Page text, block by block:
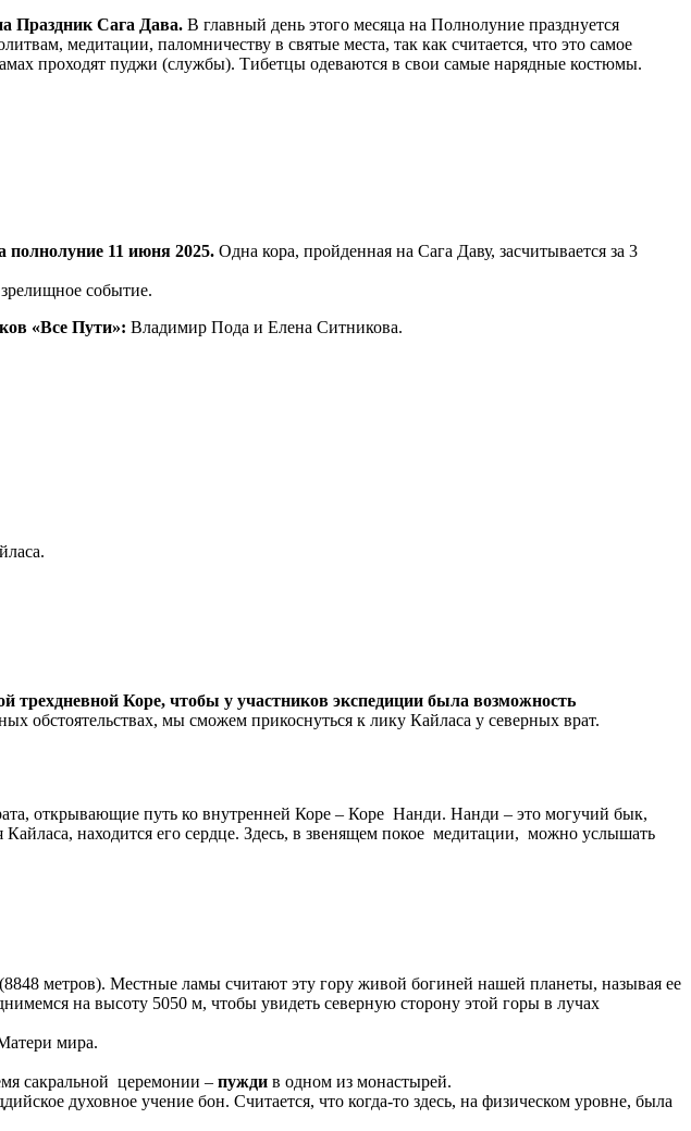
Праздник Сага Дава. В главный день этого месяца на Полнолуние празднуется
медитации, паломничеству в святые места, так как считается, что это самое
проходят пуджи (службы). Тибетцы одеваются в свои самые нарядные костюмы.
полнолуние 11 июня 2025. Одна кора, пройденная на Сага Даву, засчитывается за 3
событие.
«Все Пути»: Владимир Пода и Елена Ситникова.
Коре, чтобы у участников экспедиции была возможность
обстоятельствах, мы сможем прикоснуться к лику Кайласа у северных врат.
открывающие путь ко внутренней Коре – Коре Нанди. Нанди – это могучий бык,
находится его сердце. Здесь, в звенящем покое медитации, можно услышать
метров). Местные ламы считают эту гору живой богиней нашей планеты, называя ее
на высоту 5050 м, чтобы увидеть северную сторону этой горы в лучах
мира.
сакральной церемонии – пужди в одном из монастырей.
духовное учение бон. Считается, что когда-то здесь, на физическом уровне, была